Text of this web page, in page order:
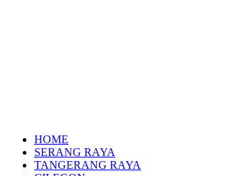
HOME
SERANG RAYA
TANGERANG RAYA